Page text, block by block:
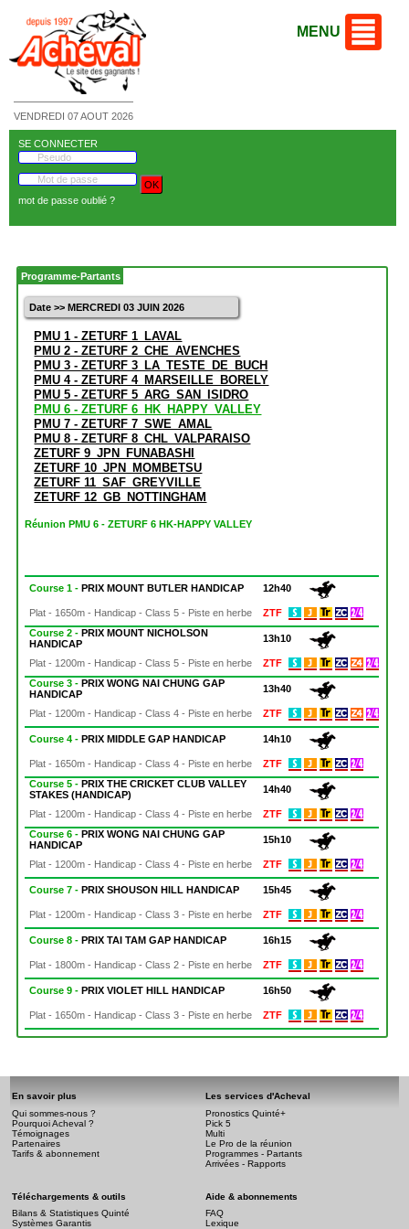
VENDREDI 07 AOUT 2026
MENU
SE CONNECTER
mot de passe oublié ?
Programme-Partants
Date >> MERCREDI 03 JUIN 2026
PMU 1 - ZETURF 1_LAVAL
PMU 2 - ZETURF 2_CHE_AVENCHES
PMU 3 - ZETURF 3_LA_TESTE_DE_BUCH
PMU 4 - ZETURF 4_MARSEILLE_BORELY
PMU 5 - ZETURF 5_ARG_SAN_ISIDRO
PMU 6 - ZETURF 6_HK_HAPPY_VALLEY
PMU 7 - ZETURF 7_SWE_AMAL
PMU 8 - ZETURF 8_CHL_VALPARAISO
ZETURF 9_JPN_FUNABASHI
ZETURF 10_JPN_MOMBETSU
ZETURF 11_SAF_GREYVILLE
ZETURF 12_GB_NOTTINGHAM
Réunion PMU 6 - ZETURF 6 HK-HAPPY VALLEY
Course 1 -PRIX MOUNT BUTLER HANDICAP 12h40
Plat - 1650m - Handicap - Class 5 - Piste en herbe
ZTF
Course 2 -PRIX MOUNT NICHOLSON
HANDICAP
13h10
Plat - 1200m - Handicap - Class 5 - Piste en herbe
ZTF
Course 3 -PRIX WONG NAI CHUNG GAP
HANDICAP
13h40
Plat - 1200m - Handicap - Class 4 - Piste en herbe ZTF
Course 4 -PRIX MIDDLE GAP HANDICAP 14h10
Plat - 1650m - Handicap - Class 4 - Piste en herbe
ZTF
Course 5 -PRIX THE CRICKET CLUB VALLEY
STAKES (HANDICAP)
14h40
Plat - 1200m - Handicap - Class 4 - Piste en herbe
ZTF
Course 6 -PRIX WONG NAI CHUNG GAP
HANDICAP
15h10
Plat - 1200m - Handicap - Class 4 - Piste en herbe ZTF
Course 7 -PRIX SHOUSON HILL HANDICAP 15h45
Plat - 1200m - Handicap - Class 3 - Piste en herbe ZTF
Course 8 -PRIX TAI TAM GAP HANDICAP 16h15
Plat - 1800m - Handicap - Class 2 - Piste en herbe ZTF
Course 9 -PRIX VIOLET HILL HANDICAP 16h50
Plat - 1650m - Handicap - Class 3 - Piste en herbe ZTF
En savoir plus
Qui sommes-nous ?
Pourquoi Acheval ?
Témoignages
Partenaires
Tarifs & abonnement
Les services d'Acheval
Pronostics Quinté+
Pick 5
Multi
Le Pro de la réunion
Programmes - Partants
Arrivées - Rapports
Téléchargements & outils
Bilans & Statistiques Quinté
Systèmes Garantis
Aide & abonnements
FAQ
Lexique